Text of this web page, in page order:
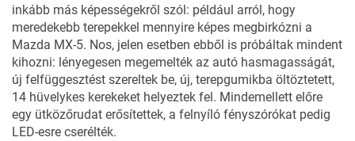
inkább más képességekről szól: például arról, hogy
meredekebb terepekkel mennyire képes megbirkózni a
Mazda MX-5. Nos, jelen esetben ebből is próbáltak mindent
kihozni: lényegesen megemelték az autó hasmagasságát,
új felfüggesztést szereltek be, új, terepgumikba öltöztetett,
14 hüvelykes kerekeket helyeztek fel. Mindemellett előre
egy ütközőrudat erősítettek, a felnyíló fényszórókat pedig
LED-esre cserélték.